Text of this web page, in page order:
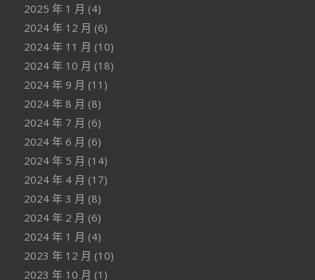
2025 年 1 月 (4)
2024 年 12 月 (6)
2024 年 11 月 (10)
2024 年 10 月 (18)
2024 年 9 月 (11)
2024 年 8 月 (8)
2024 年 7 月 (6)
2024 年 6 月 (6)
2024 年 5 月 (14)
2024 年 4 月 (17)
2024 年 3 月 (8)
2024 年 2 月 (6)
2024 年 1 月 (4)
2023 年 12 月 (10)
2023 年 10 月 (1)